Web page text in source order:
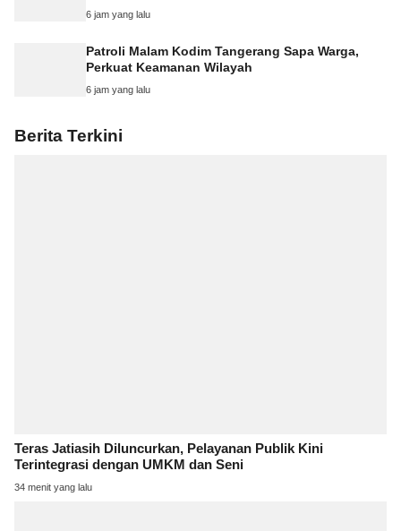
6 jam yang lalu
Patroli Malam Kodim Tangerang Sapa Warga,
Perkuat Keamanan Wilayah
6 jam yang lalu
Berita Terkini
Teras Jatiasih Diluncurkan, Pelayanan Publik Kini
Terintegrasi dengan UMKM dan Seni
34 menit yang lalu